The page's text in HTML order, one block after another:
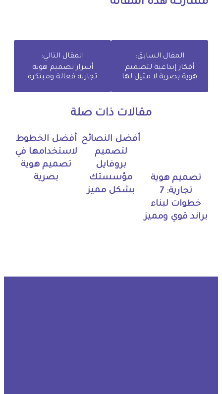
المقال السابق:
أفكار إبداعية لتصميم
هوية بصرية لا مثيل لها
المقال التالي:
أسرار تصميم هوية
تجارية فعالة ومبتكرة
مقالات ذات صلة
تصميم هوية
تجارية: 7
خطوات لبناء
براند قوي ومميز
أفضل النصائح
لتصميم
بروفايل
مؤسستك
بشكل مميز
أفضل الخطوط
لاستخدامها في
تصميم هوية
بصرية